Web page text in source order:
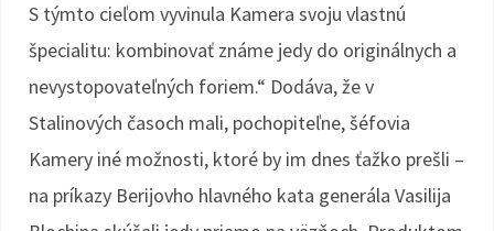
S týmto cieľom vyvinula Kamera svoju vlastnú
špecialitu: kombinovať známe jedy do originálnych a
nevystopovateľných foriem.“ Dodáva, že v
Stalinových časoch mali, pochopiteľne, šéfovia
Kamery iné možnosti, ktoré by im dnes ťažko prešli –
na príkazy Berijovho hlavného kata generála Vasilija